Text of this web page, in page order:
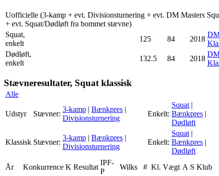
Uofficielle (3-kamp + evt. Divisionsturnering + evt. DM Masters
+ evt. Squat/Dødløft fra bommet stævne)
Squat,
enkelt
125 84 2018
Dødløft,
enkelt
132.5 84 2018
Stævneresultater, Squat klassisk
Alle
Udstyr Stævner:
3-kamp | Bænkpres |
Divisionsturnering
Enkelt:
Squat |
Bænkpres |
Dødløft
Klassisk Stævner:
3-kamp | Bænkpres |
Divisionsturnering
Enkelt:
Squat |
Bænkpres |
Dødløft
År
Konkurrence K Resultat
IPF-
P
Wilks # Kl. Vægt A S Klub